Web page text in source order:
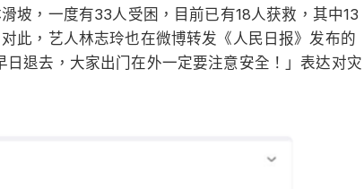
坡，一度有33人受困，目前已有18人获救，其中13
此，艺人林志玲也在微博转发《人民日报》发布的
退去，大家出门在外一定要注意安全！」表达对灾